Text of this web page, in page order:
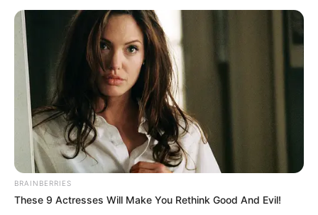
BRAINBERRIES
These 9 Actresses Will Make You Rethink Good And Evil!